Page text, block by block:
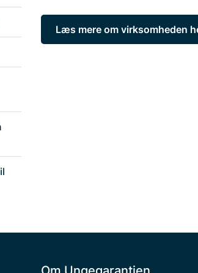
Læs mere om virksomheden